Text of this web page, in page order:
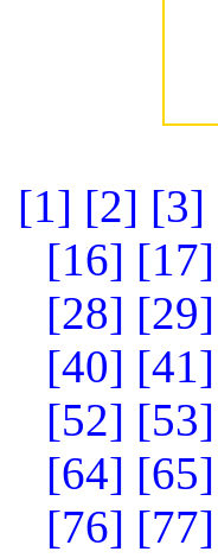
[1] [2] [3]
[16] [17]
[28] [29]
[40] [41]
[52] [53]
[64] [65]
[76] [77]